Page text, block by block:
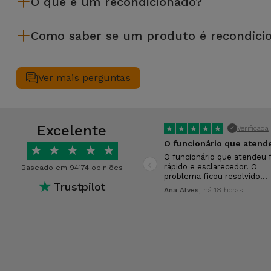
de leasing ou de renovação de equipamentos empresariais.
Como saber se um produto é
Antes de chegarem até si, todos os dispositivos
40 parâmetros, nomeadamente no que respeita a todos os
Ver mais perguntas
Excelente
★ ★ ★ ★ ★
Baseado em 94174 opiniões
★ Trustpilot
★ ★ ★ ★ ★ ✓ Verificada
O funcionário que atendeu
rápido e esclarecedor. O
problema ficou resolvido…
Ana Alves, há 18 horas